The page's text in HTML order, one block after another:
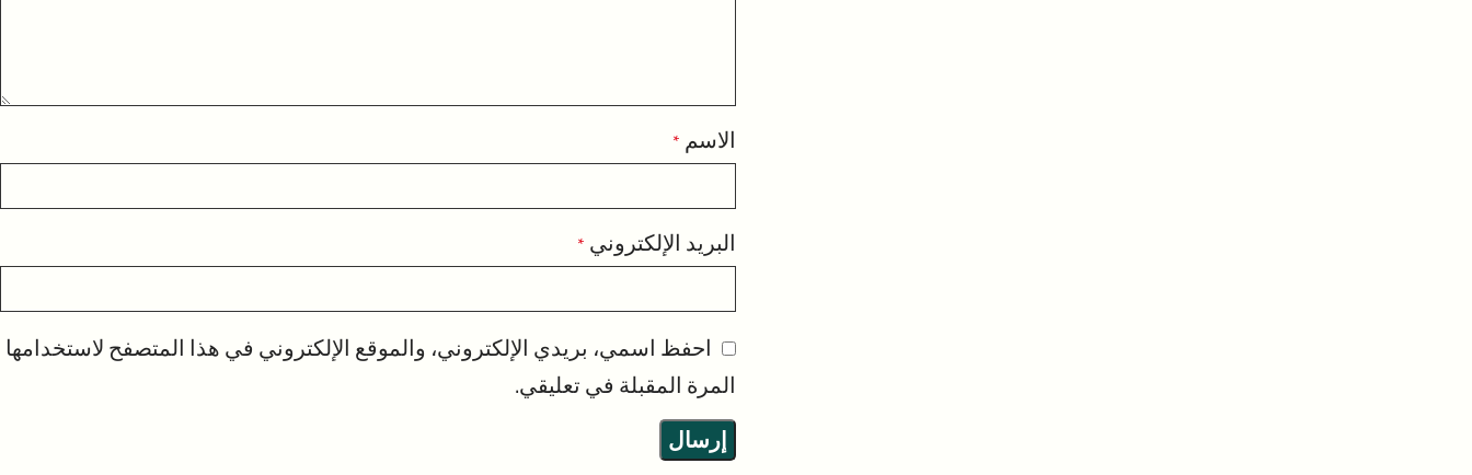
الاسم *
البريد الإلكتروني *
احفظ اسمي، بريدي الإلكتروني، والموقع الإلكتروني في هذا المتصفح لاستخدامها
المرة المقبلة في تعليقي.